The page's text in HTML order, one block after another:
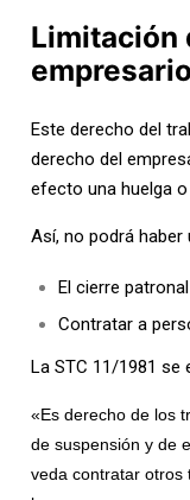
Limitación
Este derecho del
derecho del
efecto una huelga
Así, no podrá haber
El cierre
Contratar a
La STC 11/1981 se
«Es derecho de los
de suspensión y de
veda contratar otros